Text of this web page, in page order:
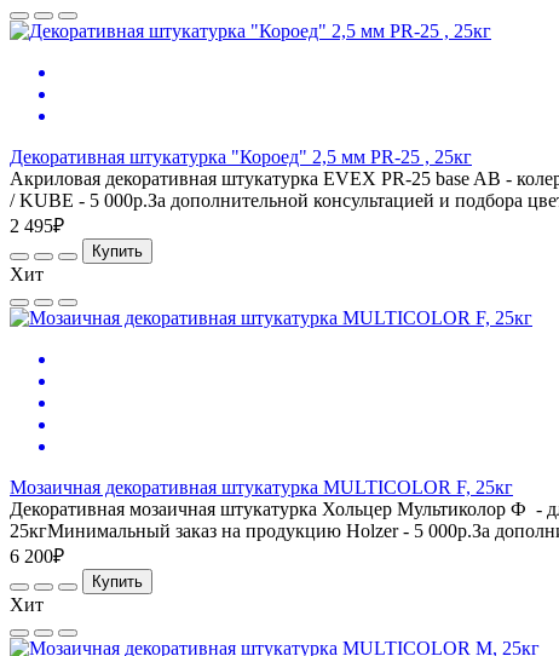
Декоративная штукатурка "Короед" 2,5 мм PR-25 , 25кг
Акриловая декоративная штукатурка EVEX PR-25 base AB -
/ KUBE - 5 000р.За дополнительной консультацией и подбора
2 495₽
Купить
Хит
Мозаичная декоративная штукатурка MULTICOLOR F, 25кг
Декоративная мозаичная штукатурка Хольцер Мультиколор Ф -
25кгМинимальный заказ на продукцию Holzer - 5 000р.За
6 200₽
Купить
Хит